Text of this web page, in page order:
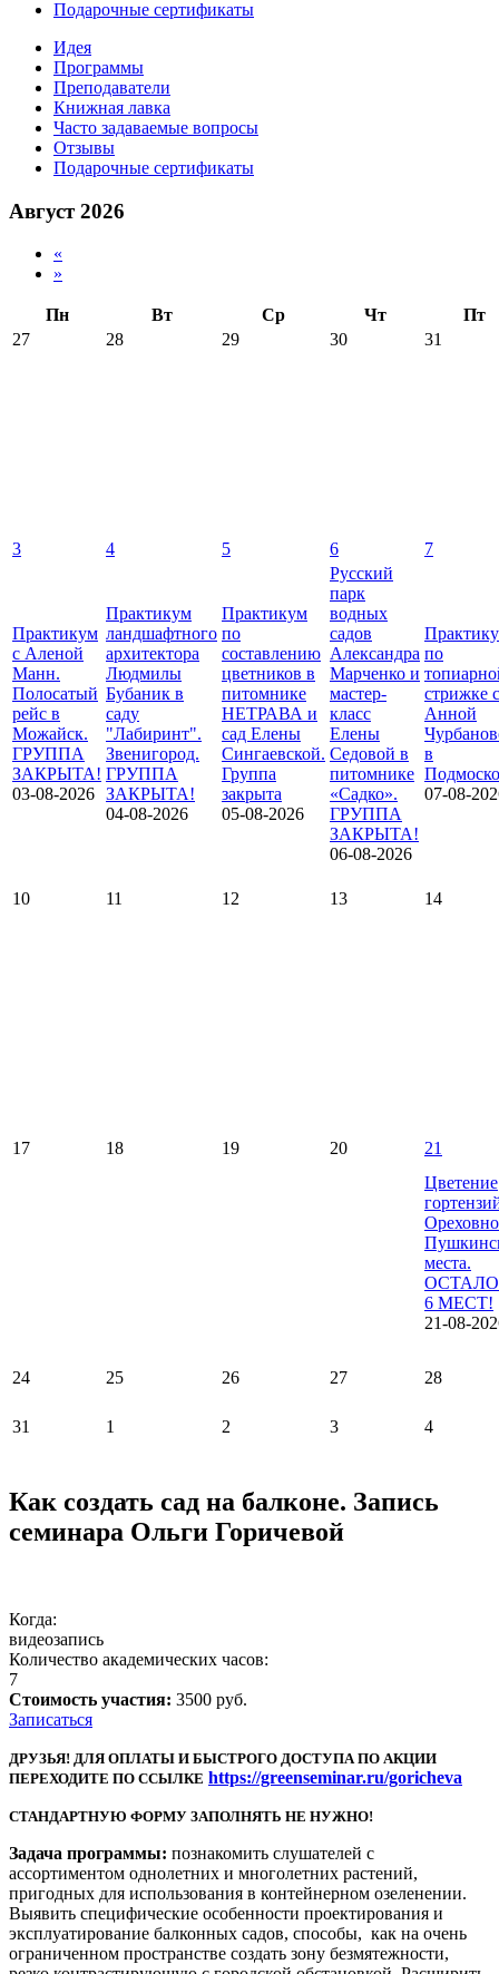
Подарочные сертификаты
Идея
Программы
Преподаватели
Книжная лавка
Часто задаваемые вопросы
Отзывы
Подарочные сертификаты
Август 2026
«
»
Пн Вт Ср Чт
Пт
27
28 29 30 31
3 4 5 6 7
Практикум
с Аленой
Манн.
Полосатый
рейс в
Можайск.
ГРУППА
ЗАКРЫТА!
03-08-2026
Практикум
ландшафтного
архитектора
Людмилы
Бубаник в
саду
"Лабиринт".
Звенигород.
ГРУППА
ЗАКРЫТА!
04-08-2026
Практикум
по
составлению
цветников в
питомнике
НЕТРАВА и
сад Елены
Сингаевской.
Группа
закрыта
05-08-2026
Русский
парк
водных
садов
Александра
Марченко и
мастер-
класс
Елены
Седовой в
питомнике
«Садко».
ГРУППА
ЗАКРЫТА!
06-08-2026
по
стрижке с
Анной
в
07-08-
10 11 12 13 14
17 18 19 20
21
Цветение
места.
6 МЕСТ!
21-08-
24 25 26 27 28
31 1 2 3 4
Как создать сад на балконе. Запись
семинара Ольги Горичевой
Когда:
видеозапись
Количество академических часов:
7
Стоимость участия: 3500 руб.
Записаться
ДРУЗЬЯ! ДЛЯ ОПЛАТЫ И БЫСТРОГО ДОСTУПА ПО АКЦИИ
ПЕРЕХОДИТЕ ПО ССЫЛКЕ https://greenseminar.ru/goricheva
СТАНДАРТНУЮ ФОРМУ ЗАПОЛНЯТЬ НЕ НУЖНО!
Задача программы: познакомить слушателей с
ассортиментом однолетних и многолетних растений,
пригодных для использования в контейнерном озеленении.
Выявить специфические особенности проектирования и
эксплуатирование балконных садов, способы, как на очень
ограниченном пространстве создать зону безмятежности,